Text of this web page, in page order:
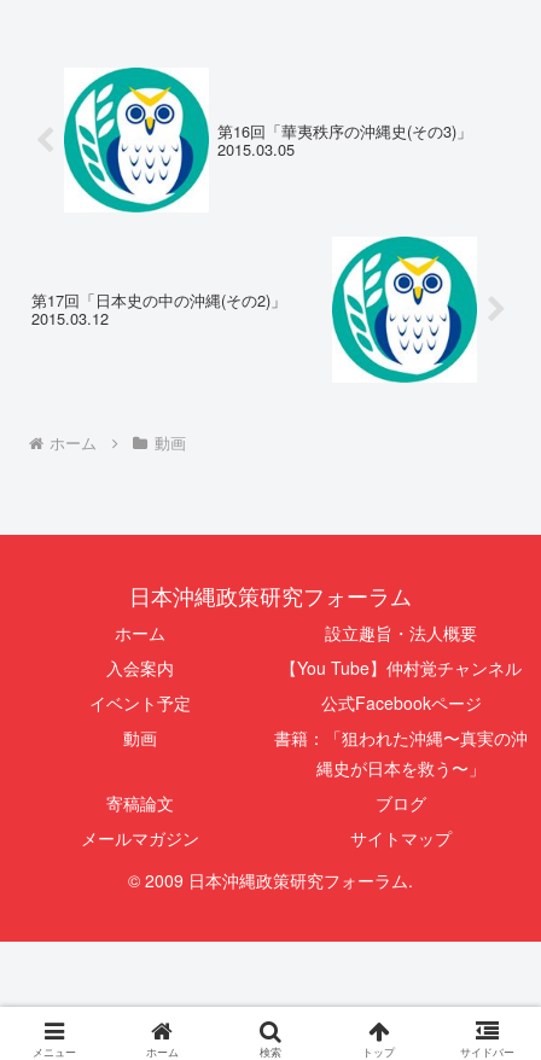
定、PFAS（有機フッ素化合物）
問題、米軍基地、伝統文化（...
第16回「華夷秩序の沖縄史(その3)」
2015.03.05
第17回「日本史の中の沖縄(その2)」
2015.03.12
ホーム 動画
日本沖縄政策研究フォーラム
ホーム
設立趣旨・法人概要
入会案内
【You Tube】仲村覚チャンネル
イベント予定
公式Facebookページ
動画
書籍：「狙われた沖縄〜真実の沖
縄史が日本を救う〜」
寄稿論文
ブログ
メールマガジン
サイトマップ
© 2009 日本沖縄政策研究フォーラム.
メニュー ホーム 検索 トップ サイドバー